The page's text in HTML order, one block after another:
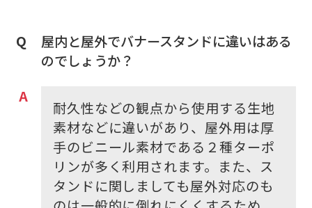
屋内と屋外でバナースタンドに違いはある
のでしょうか？
耐久性などの観点から使用する生地
素材などに違いがあり、屋外用は厚
手のビニール素材である２種ターポ
リンが多く利用されます。また、ス
タンドに関しましても屋外対応のも